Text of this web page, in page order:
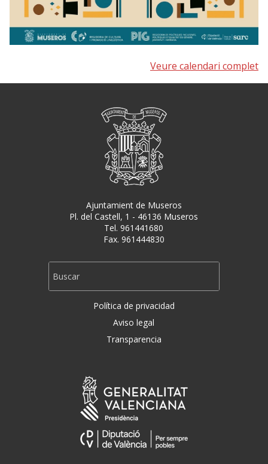
Veure calendari complet
Ajuntamient de Museros
Pl. del Castell, 1 - 46136 Museros
Tel. 961441680
Fax. 961444830
Política de privacidad
Aviso legal
Transparencia